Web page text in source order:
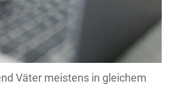
Väter meistens in gleichem